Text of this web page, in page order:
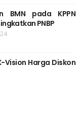
BMN pada KPPN
PNBP
Vision Harga Diskon